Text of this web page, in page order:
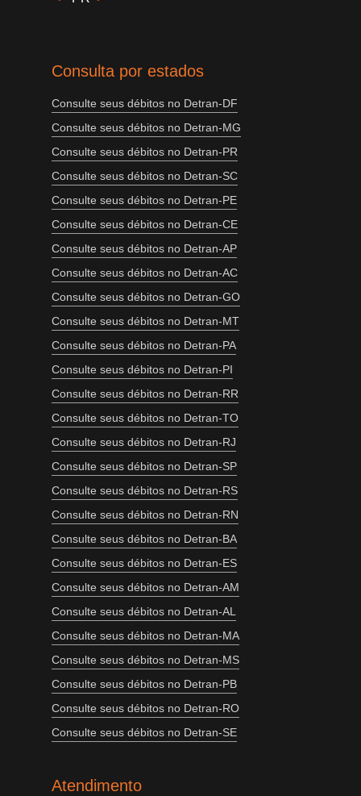
Consulta por estados
Consulte seus débitos no Detran-DF
Consulte seus débitos no Detran-MG
Consulte seus débitos no Detran-PR
Consulte seus débitos no Detran-SC
Consulte seus débitos no Detran-PE
Consulte seus débitos no Detran-CE
Consulte seus débitos no Detran-AP
Consulte seus débitos no Detran-AC
Consulte seus débitos no Detran-GO
Consulte seus débitos no Detran-MT
Consulte seus débitos no Detran-PA
Consulte seus débitos no Detran-PI
Consulte seus débitos no Detran-RR
Consulte seus débitos no Detran-TO
Consulte seus débitos no Detran-RJ
Consulte seus débitos no Detran-SP
Consulte seus débitos no Detran-RS
Consulte seus débitos no Detran-RN
Consulte seus débitos no Detran-BA
Consulte seus débitos no Detran-ES
Consulte seus débitos no Detran-AM
Consulte seus débitos no Detran-AL
Consulte seus débitos no Detran-MA
Consulte seus débitos no Detran-MS
Consulte seus débitos no Detran-PB
Consulte seus débitos no Detran-RO
Consulte seus débitos no Detran-SE
Atendimento